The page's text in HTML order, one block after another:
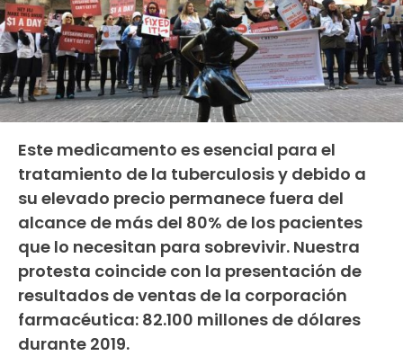
Este medicamento es esencial para el
tratamiento de la tuberculosis y debido a
su elevado precio permanece fuera del
alcance de más del 80% de los pacientes
que lo necesitan para sobrevivir. Nuestra
protesta coincide con la presentación de
resultados de ventas de la corporación
farmacéutica: 82.100 millones de dólares
durante 2019.